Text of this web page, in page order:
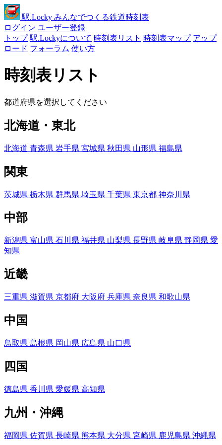
駅.Locky みんなでつくる鉄道時刻表
ログイン ユーザー登録
トップ 駅.Lockyについて 時刻表リスト 時刻表マップ アップ
ロード フォーラム 使い方
時刻表リスト
都道府県を選択してください
北海道・東北
北海道 青森県 岩手県 宮城県 秋田県 山形県 福島県
関東
茨城県 栃木県 群馬県 埼玉県 千葉県 東京都 神奈川県
中部
新潟県 富山県 石川県 福井県 山梨県 長野県 岐阜県 静岡県 愛
知県
近畿
三重県 滋賀県 京都府 大阪府 兵庫県 奈良県 和歌山県
中国
鳥取県 島根県 岡山県 広島県 山口県
四国
徳島県 香川県 愛媛県 高知県
九州・沖縄
福岡県 佐賀県 長崎県 熊本県 大分県 宮崎県 鹿児島県 沖縄県